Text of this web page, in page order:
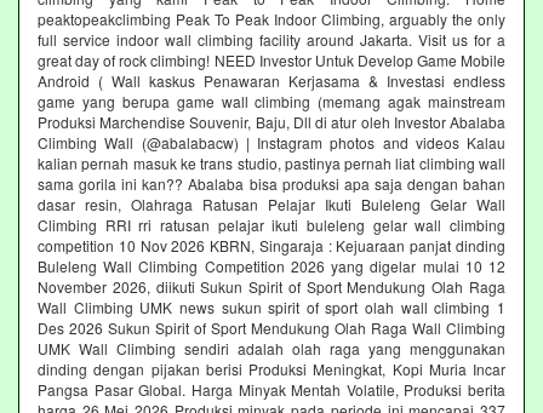
peaktopeakclimbing Peak To Peak Indoor Climbing, arguably the only
full service indoor wall climbing facility around Jakarta. Visit us for a
great day of rock climbing! NEED Investor Untuk Develop Game Mobile
Android ( Wall kaskus Penawaran Kerjasama & Investasi endless
game yang berupa game wall climbing (memang agak mainstream
Produksi Marchendise Souvenir, Baju, Dll di atur oleh Investor Abalaba
Climbing Wall (@abalabacw) | Instagram photos and videos Kalau
kalian pernah masuk ke trans studio, pastinya pernah liat climbing wall
sama gorila ini kan?? Abalaba bisa produksi apa saja dengan bahan
dasar resin, Olahraga Ratusan Pelajar Ikuti Buleleng Gelar Wall
Climbing RRI rri ratusan pelajar ikuti buleleng gelar wall climbing
competition 10 Nov 2026 KBRN, Singaraja : Kejuaraan panjat dinding
Buleleng Wall Climbing Competition 2026 yang digelar mulai 10 12
November 2026, diikuti Sukun Spirit of Sport Mendukung Olah Raga
Wall Climbing UMK news sukun spirit of sport olah wall climbing 1
Des 2026 Sukun Spirit of Sport Mendukung Olah Raga Wall Climbing
UMK Wall Climbing sendiri adalah olah raga yang menggunakan
dinding dengan pijakan berisi Produksi Meningkat, Kopi Muria Incar
Pangsa Pasar Global. Harga Minyak Mentah Volatile, Produksi berita